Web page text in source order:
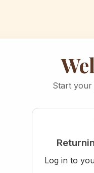
Start your
Log in to